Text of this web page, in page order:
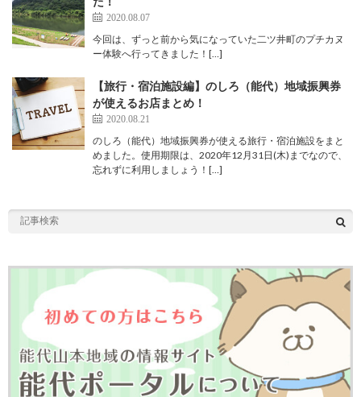
2020.08.07
今回は、ずっと前から気になっていた二ツ井町のプチカヌ
ー体験へ行ってきました！[…]
【旅行・宿泊施設編】のしろ（能代）地域振興券
が使えるお店まとめ！
2020.08.21
のしろ（能代）地域振興券が使える旅行・宿泊施設をまと
めました。使用期限は、2020年12月31日(木)までなので、
忘れずに利用しましょう！[…]